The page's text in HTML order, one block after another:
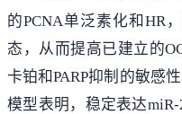
的PCNA单泛素化和HR
态，从而提高已建立的
卡铂和PARP抑制的敏感
模型表明，稳定表达